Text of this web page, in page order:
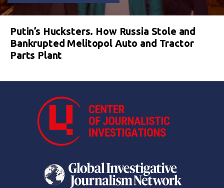
Putin’s Hucksters. How Russia Stole and
Bankrupted Melitopol Auto and Tractor
Parts Plant